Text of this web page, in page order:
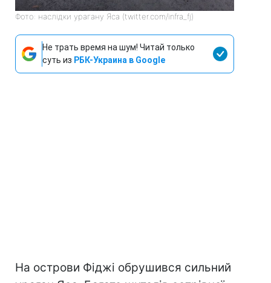
Фото: наслідки урагану Яса (twitter.com/infra_fj)
Не трать время на шум! Читай только
суть из РБК-Украина в Google
На острови Фіджі обрушився сильний